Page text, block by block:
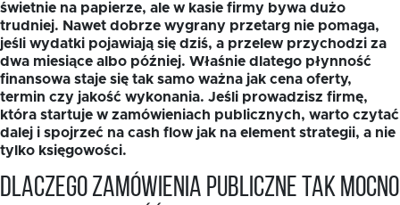
świetnie na papierze, ale w kasie firmy bywa dużo
trudniej. Nawet dobrze wygrany przetarg nie pomaga,
jeśli wydatki pojawiają się dziś, a przelew przychodzi za
dwa miesiące albo później. Właśnie dlatego płynność
finansowa staje się tak samo ważna jak cena oferty,
termin czy jakość wykonania. Jeśli prowadzisz firmę,
która startuje w zamówieniach publicznych, warto czytać
dalej i spojrzeć na cash flow jak na element strategii, a nie
tylko księgowości.
Dlaczego zamówienia publiczne tak mocno